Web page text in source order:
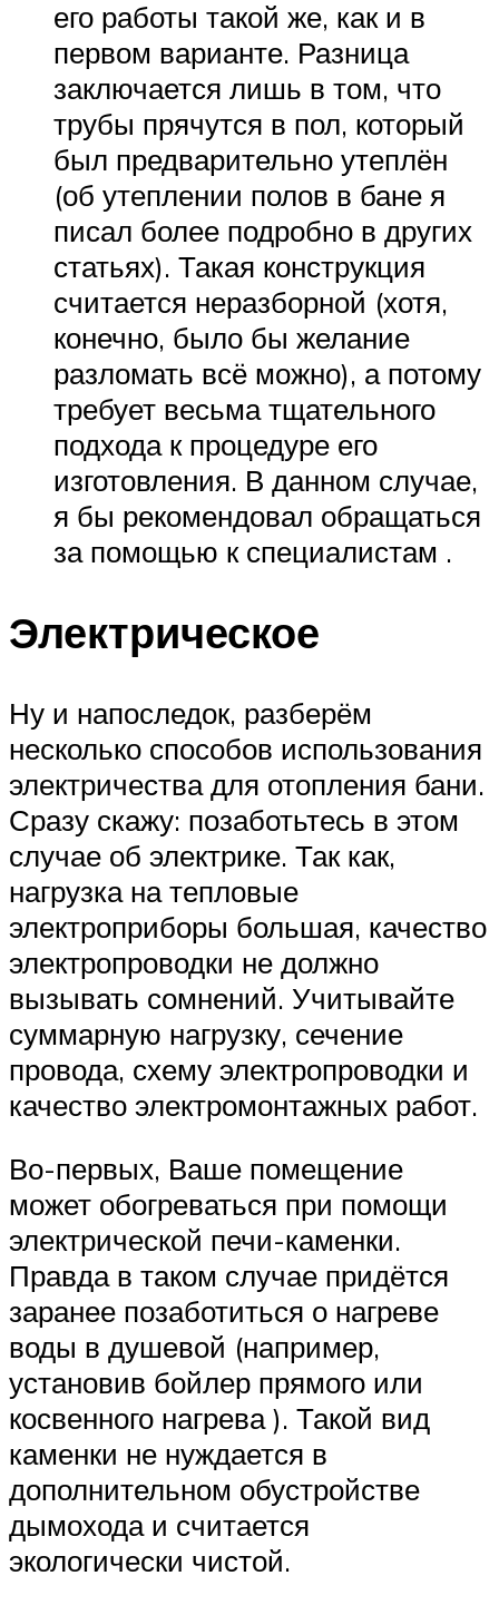
его работы такой же, как и в
первом варианте. Разница
заключается лишь в том, что
трубы прячутся в пол, который
был предварительно утеплён
(об утеплении полов в бане я
писал более подробно в других
статьях). Такая конструкция
считается неразборной (хотя,
конечно, было бы желание
разломать всё можно), а потому
требует весьма тщательного
подхода к процедуре его
изготовления. В данном случае,
я бы рекомендовал обращаться
за помощью к специалистам .
Электрическое
Ну и напоследок, разберём
несколько способов использования
электричества для отопления бани.
Сразу скажу: позаботьтесь в этом
случае об электрике. Так как,
нагрузка на тепловые
электроприборы большая, качество
электропроводки не должно
вызывать сомнений. Учитывайте
суммарную нагрузку, сечение
провода, схему электропроводки и
качество электромонтажных работ.
Во-первых, Ваше помещение
может обогреваться при помощи
электрической печи-каменки.
Правда в таком случае придётся
заранее позаботиться о нагреве
воды в душевой (например,
установив бойлер прямого или
косвенного нагрева ). Такой вид
каменки не нуждается в
дополнительном обустройстве
дымохода и считается
экологически чистой.